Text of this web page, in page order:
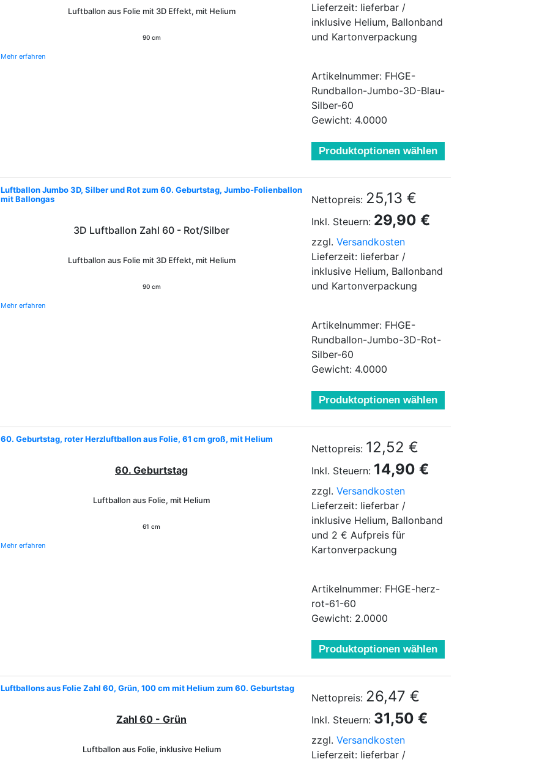
Luftballon aus Folie mit 3D Effekt, mit Helium
90 cm
Mehr erfahren
Lieferzeit: lieferbar /
inklusive Helium, Ballonband
und Kartonverpackung
Artikelnummer: FHGE-
Rundballon-Jumbo-3D-Blau-
Silber-60
Gewicht: 4.0000
Produktoptionen wählen
Luftballon Jumbo 3D, Silber und Rot zum 60. Geburtstag, Jumbo-Folienballon
mit Ballongas
3D Luftballon Zahl 60 - Rot/Silber
Luftballon aus Folie mit 3D Effekt, mit Helium
90 cm
Mehr erfahren
Nettopreis: 25,13 €
Inkl. Steuern: 29,90 €
zzgl. Versandkosten
Lieferzeit: lieferbar /
inklusive Helium, Ballonband
und Kartonverpackung
Artikelnummer: FHGE-
Rundballon-Jumbo-3D-Rot-
Silber-60
Gewicht: 4.0000
Produktoptionen wählen
60. Geburtstag, roter Herzluftballon aus Folie, 61 cm groß, mit Helium
60. Geburtstag
Luftballon aus Folie, mit Helium
61 cm
Mehr erfahren
Nettopreis: 12,52 €
Inkl. Steuern: 14,90 €
zzgl. Versandkosten
Lieferzeit: lieferbar /
inklusive Helium, Ballonband
und 2 € Aufpreis für
Kartonverpackung
Artikelnummer: FHGE-herz-
rot-61-60
Gewicht: 2.0000
Produktoptionen wählen
Luftballons aus Folie Zahl 60, Grün, 100 cm mit Helium zum 60. Geburtstag
Zahl 60 - Grün
Luftballon aus Folie, inklusive Helium
Nettopreis: 26,47 €
Inkl. Steuern: 31,50 €
zzgl. Versandkosten
Lieferzeit: lieferbar /